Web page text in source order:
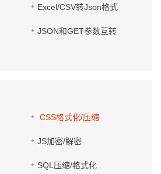
Excel/CSV转Json格式
JSON和GET参数互转
CSS格式化/压缩
JS加密/解密
SQL压缩/格式化